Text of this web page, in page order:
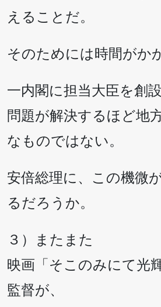
えることだ。
そのためには時間がか
一内閣に担当大臣を創
問題が解決するほど地
なものではない。
安倍総理に、この機微
るだろうか。
３）またまた
映画「そこのみにて光
監督が、